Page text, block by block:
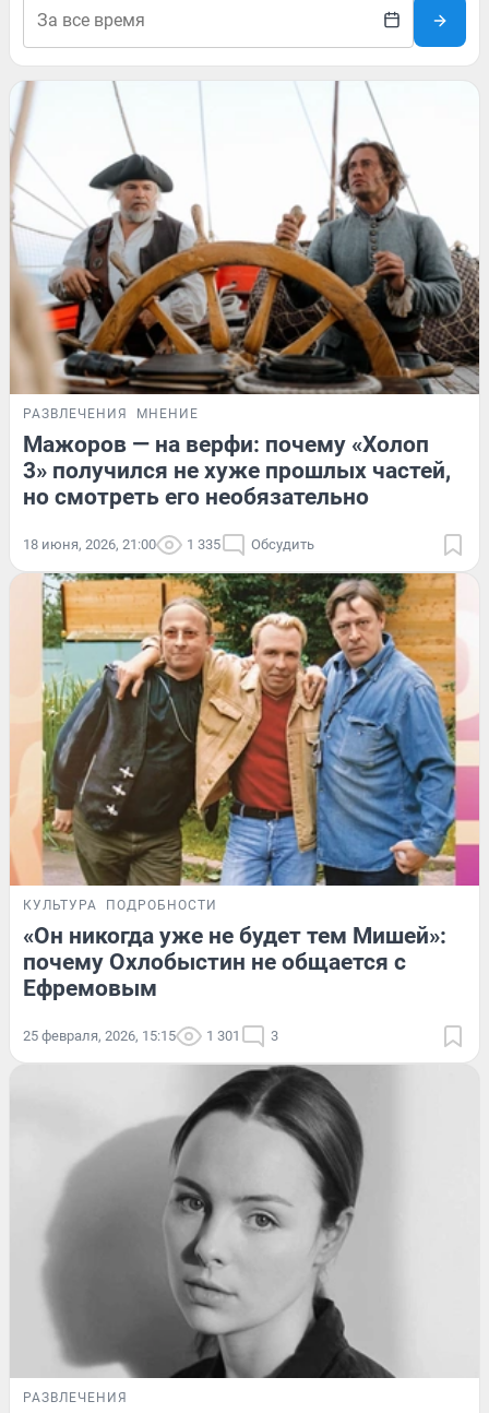
РАЗВЛЕЧЕНИЯ МНЕНИЕ
Мажоров — на верфи: почему «Холоп
3» получился не хуже прошлых частей,
но смотреть его необязательно
18 июня, 2026, 21:00 1 335 Обсудить
КУЛЬТУРА ПОДРОБНОСТИ
«Он никогда уже не будет тем Мишей»:
почему Охлобыстин не общается с
Ефремовым
25 февраля, 2026, 15:15 1 301 3
РАЗВЛЕЧЕНИЯ